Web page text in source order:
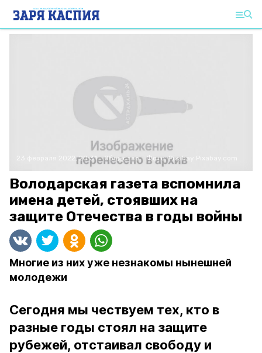
23 февраля 2022, 20:31 Общество Фото:Pixabay
Володарская газета вспомнила
имена детей, стоявших на
защите Отечества в годы войны
Многие из них уже незнакомы нынешней
молодежи
Сегодня мы чествуем тех, кто в
разные годы стоял на защите
рубежей, отстаивал свободу и